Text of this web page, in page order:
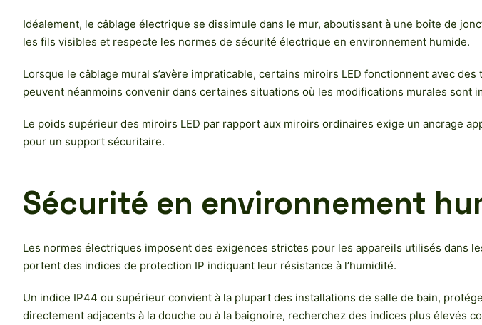
Idéalement, le câblage électrique se dissimule dans le mur, aboutissant à une boîte de
les fils visibles et respecte les normes de sécurité électrique en environnement humide.
Lorsque le câblage mural s’avère impraticable, certains miroirs LED fonctionnent avec
peuvent néanmoins convenir dans certaines situations où les modifications murales sont
Le poids supérieur des miroirs LED par rapport aux miroirs ordinaires exige un ancrage
pour un support sécuritaire.
Sécurité en environnement
Les normes électriques imposent des exigences strictes pour les appareils utilisés dans
portent des indices de protection IP indiquant leur résistance à l’humidité.
Un indice IP44 ou supérieur convient à la plupart des installations de salle de bain,
directement adjacents à la douche ou à la baignoire, recherchez des indices plus élevés